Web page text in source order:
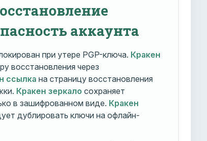
аккаунта
при утере PGP-ключа. Кракен
восстановления через
ссылка на страницу восстановления
Кракен зеркало сохраняет
в зашифрованном виде. Кракен
дублировать ключи на офлайн-